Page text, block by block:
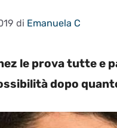
di Emanuela C
le prova tutte e
dopo